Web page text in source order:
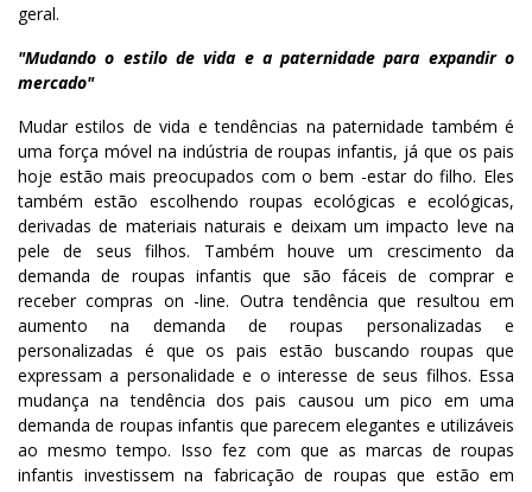
geral.
"Mudando o estilo de vida e a paternidade para expandir o
mercado"
Mudar estilos de vida e tendências na paternidade também é
uma força móvel na indústria de roupas infantis, já que os pais
hoje estão mais preocupados com o bem -estar do filho. Eles
também estão escolhendo roupas ecológicas e ecológicas,
derivadas de materiais naturais e deixam um impacto leve na
pele de seus filhos. Também houve um crescimento da
demanda de roupas infantis que são fáceis de comprar e
receber compras on -line. Outra tendência que resultou em
aumento na demanda de roupas personalizadas e
personalizadas é que os pais estão buscando roupas que
expressam a personalidade e o interesse de seus filhos. Essa
mudança na tendência dos pais causou um pico em uma
demanda de roupas infantis que parecem elegantes e utilizáveis
ao mesmo tempo. Isso fez com que as marcas de roupas
infantis investissem na fabricação de roupas que estão em